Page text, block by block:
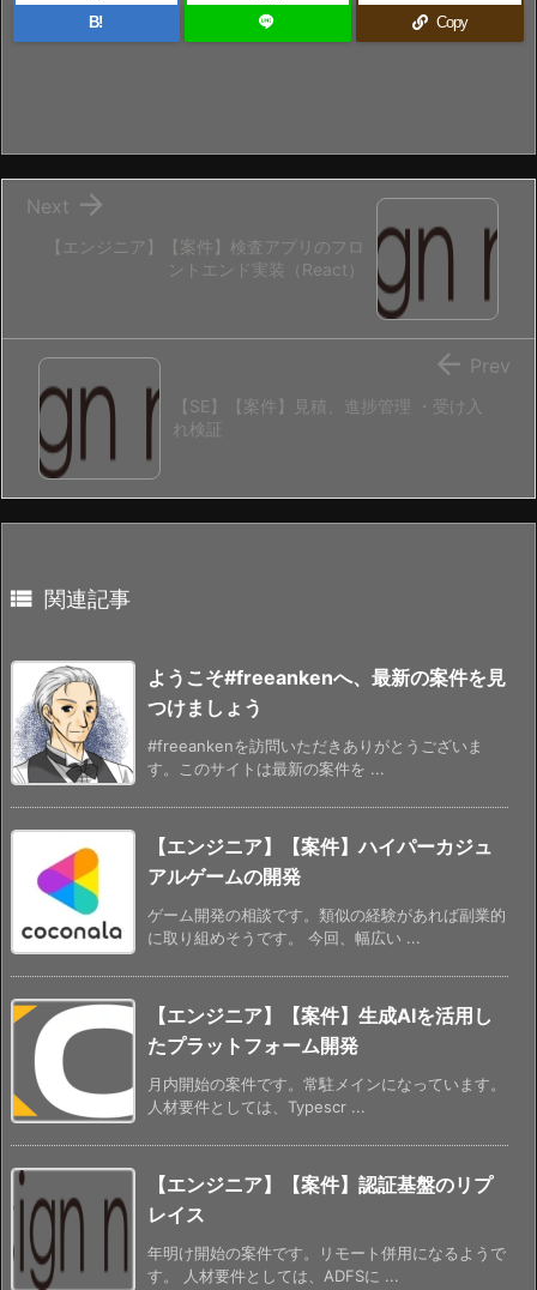
B! Copy
【エンジニア】【案件】検査アプリのフロ
ントエンド実装（React）

Next
【SE】【案件】見積、進捗管理 ・受け入
れ検証
 Prev
 関連記事
ようこそ#freeankenへ、最新の案件を見
つけましょう
#freeankenを訪問いただきありがとうございま
す。このサイトは最新の案件を ...
【エンジニア】【案件】ハイパーカジュ
アルゲームの開発
ゲーム開発の相談です。類似の経験があれば副業的
に取り組めそうです。 今回、幅広い ...
【エンジニア】【案件】生成AIを活用し
たプラットフォーム開発
月内開始の案件です。常駐メインになっています。
人材要件としては、Typescr ...
【エンジニア】【案件】認証基盤のリプ
レイス
年明け開始の案件です。リモート併用になるようで
す。 人材要件としては、ADFSに ...